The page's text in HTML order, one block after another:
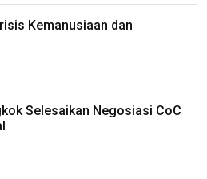
Kemanusiaan dan
Selesaikan Negosiasi CoC